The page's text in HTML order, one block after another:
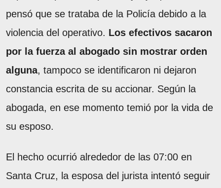
pensó que se trataba de la Policía debido a la
violencia del operativo. Los efectivos sacaron
por la fuerza al abogado sin mostrar orden
alguna, tampoco se identificaron ni dejaron
constancia escrita de su accionar. Según la
abogada, en ese momento temió por la vida de
su esposo.
El hecho ocurrió alrededor de las 07:00 en
Santa Cruz, la esposa del jurista intentó seguir